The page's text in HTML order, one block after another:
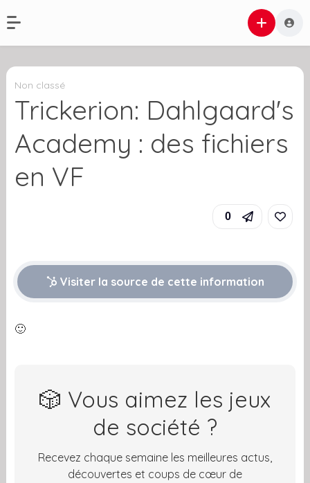
Non classé
Trickerion: Dahlgaard's
Academy : des fichiers
en VF
0
Visiter la source de cette information
🙂
🎲 Vous aimez les jeux
de société ?
Recevez chaque semaine les meilleures actus,
découvertes et coups de cœur de